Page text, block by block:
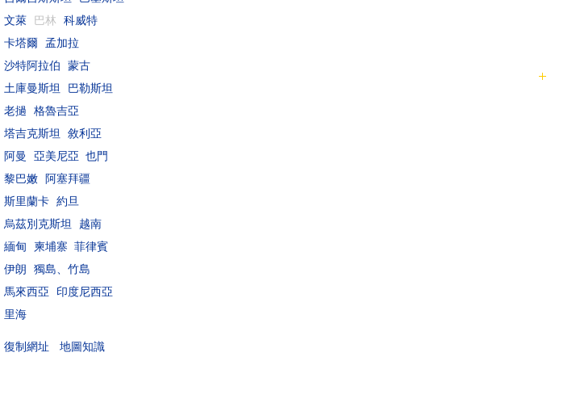
文萊
巴林
科威特
卡塔爾 孟加拉
沙特阿拉伯
蒙古
土庫曼斯坦
巴勒斯坦
老撾
格魯吉亞
塔吉克斯坦
敘利亞
阿曼
亞美尼亞 也門
黎巴嫩
阿塞拜疆
斯里蘭卡 約旦
烏茲別克斯坦
越南
緬甸
柬埔寨 菲律賓
伊朗
獨島、竹島
馬來西亞
印度尼西亞
里海
地圖知識